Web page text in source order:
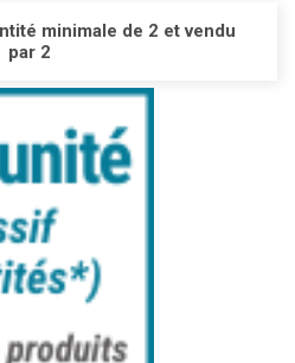
minimale de 2 et vendu
par 2